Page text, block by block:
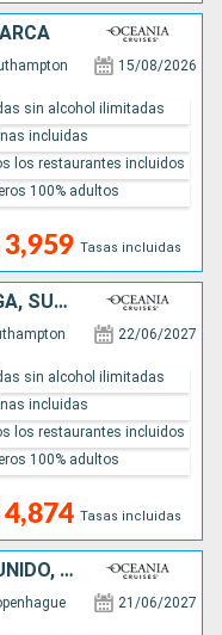
15/08/2026
3,959 Tasas incluidas
sin alcohol ilimitadas
incluidas
los restaurantes incluidos
100% adultos
IRLANDA, REINO UNIDO, NORUEGA, SUECIA, DINAMARCA
22/06/2027
4,874 Tasas incluidas
sin alcohol ilimitadas
incluidas
los restaurantes incluidos
100% adultos
DINAMARCA, NORUEGA, REINO UNIDO, ISLANDIA
21/06/2027